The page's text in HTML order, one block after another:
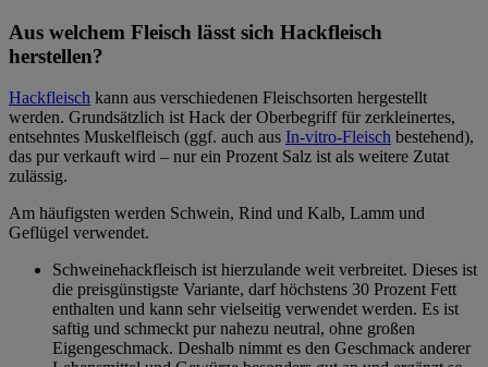
Aus welchem Fleisch lässt sich Hackfleisch
herstellen?
Hackfleisch kann aus verschiedenen Fleischsorten hergestellt
werden. Grundsätzlich ist Hack der Oberbegriff für zerkleinertes,
entsehntes Muskelfleisch (ggf. auch aus In-vitro-Fleisch bestehend),
das pur verkauft wird – nur ein Prozent Salz ist als weitere Zutat
zulässig.
Am häufigsten werden Schwein, Rind und Kalb, Lamm und
Geflügel verwendet.
Schweinehackfleisch ist hierzulande weit verbreitet. Dieses ist
die preisgünstigste Variante, darf höchstens 30 Prozent Fett
enthalten und kann sehr vielseitig verwendet werden. Es ist
saftig und schmeckt pur nahezu neutral, ohne großen
Eigengeschmack. Deshalb nimmt es den Geschmack anderer